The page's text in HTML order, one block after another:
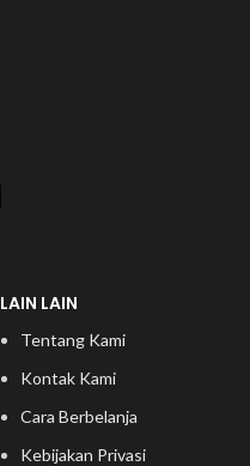
LAIN LAIN
Tentang Kami
Kontak Kami
Cara Berbelanja
Kebijakan Privasi